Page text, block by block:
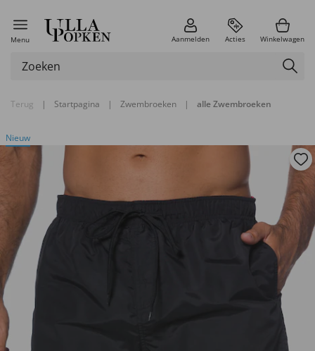
Menu Aanmelden Acties Winkelwagen
Terug | Startpagina | Zwembroeken | alle Zwembroeken
Nieuw